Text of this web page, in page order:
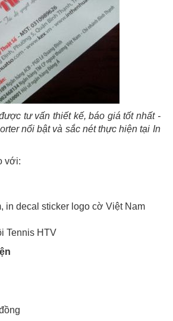
tư vấn thiết kế, báo giá tốt nhất -
nổi bật và sắc nét thực hiện tại In
với:
in decal sticker logo cờ Việt Nam
Tennis HTV